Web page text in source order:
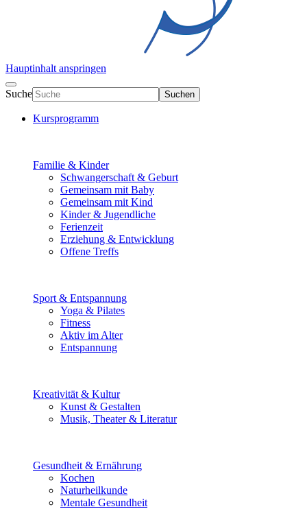
Hauptinhalt anspringen
Suche Suchen
Kursprogramm
Familie & Kinder
Schwangerschaft & Geburt
Gemeinsam mit Baby
Gemeinsam mit Kind
Kinder & Jugendliche
Ferienzeit
Erziehung & Entwicklung
Offene Treffs
Sport & Entspannung
Yoga & Pilates
Fitness
Aktiv im Alter
Entspannung
Kreativität & Kultur
Kunst & Gestalten
Musik, Theater & Literatur
Gesundheit & Ernährung
Kochen
Naturheilkunde
Mentale Gesundheit